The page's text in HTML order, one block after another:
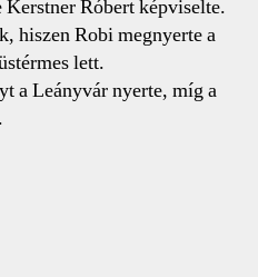
Róbert képviselte.
hiszen Robi megnyerte a
lett.
a Leányvár nyerte, míg a